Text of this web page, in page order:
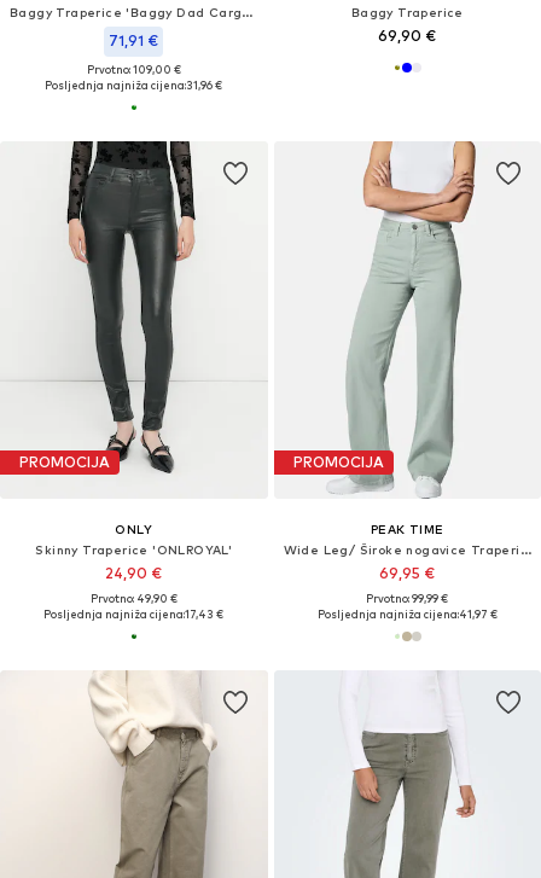
Baggy Traperice 'Baggy Dad Cargo Pants'
71,91 €
Prvotno: 109,00 €
Posljednja najniža cijena:31,96 €
Baggy Traperice
69,90 €
PROMOCIJA
ONLY
Skinny Traperice 'ONLROYAL'
24,90 €
Prvotno: 49,90 €
Posljednja najniža cijena:17,43 €
PROMOCIJA
PEAK TIME
Wide Leg/ Široke nogavice Traperice 'Cyrele'
69,95 €
Prvotno: 99,99 €
Posljednja najniža cijena:41,97 €